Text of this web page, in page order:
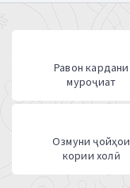
Равон кардани
муроҷиат
Озмуни ҷойҳои
кории холӣ